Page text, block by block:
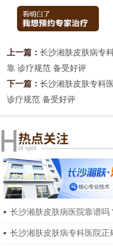
上一篇： 长沙湘肤皮肤病专
靠 诊疗规范 备受好评
下一篇： 长沙湘肤皮肤专科
诊疗规范 备受好评
长沙湘肤皮肤病医院靠谱
长沙湘肤皮肤病专科医院